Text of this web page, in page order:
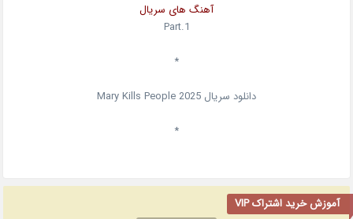
آهنگ های سریال
Part.1
*
دانلود سریال Mary Kills People 2025
*
آموزش خرید اشتراک VIP